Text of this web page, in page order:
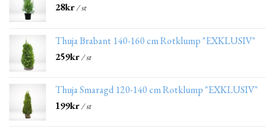
28kr/ st
Thuja Brabant 140-160 cm Rotklump "EXKLUSIV"
259kr/ st
Thuja Smaragd 120-140 cm Rotklump "EXKLUSIV"
199kr/ st